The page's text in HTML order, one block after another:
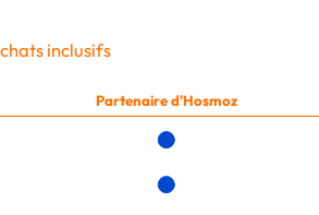
inclusifs
Partenaire d'Hosmoz